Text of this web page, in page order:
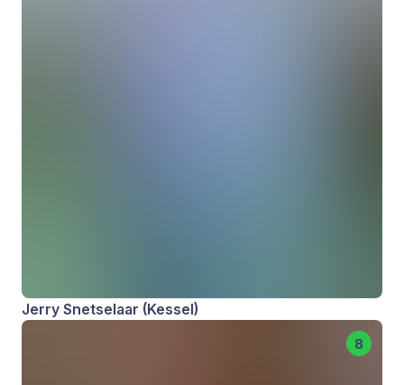
Jerry Snetselaar (Kessel)
8